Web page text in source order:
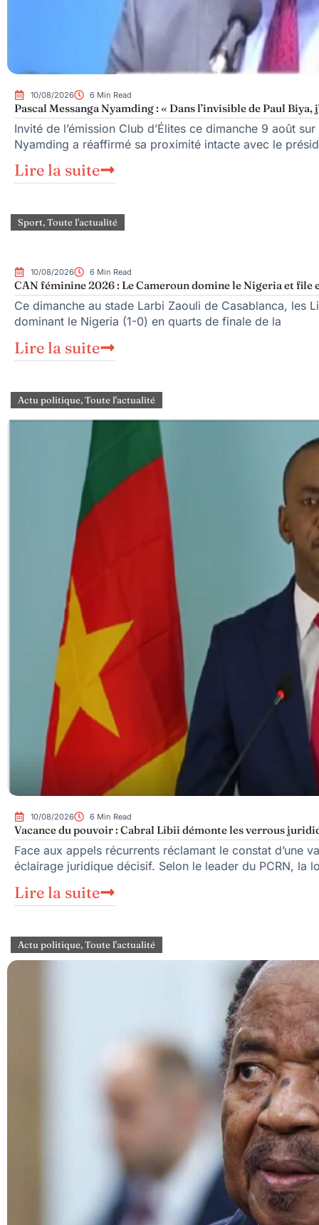
10/08/2026 6 Min Read
Pascal Messanga Nyamding : « Dans l’invisible de Paul Biya,
Invité de l’émission Club d’Élites ce dimanche 9 août
Nyamding a réaffirmé sa proximité intacte avec le
Lire la suite
Sport,Toute l'actualité
10/08/2026 6 Min Read
CAN féminine 2026 : Le Cameroun domine le Nigeria et file
Ce dimanche au stade Larbi Zaouli de Casablanca, les
dominant le Nigeria (1-0) en quarts de finale de la
Lire la suite
Actu politique,Toute l'actualité
10/08/2026 6 Min Read
Vacance du pouvoir : Cabral Libii démonte les verrous
Face aux appels récurrents réclamant le constat d’une
éclairage juridique décisif. Selon le leader du PCRN, la
Lire la suite
Actu politique,Toute l'actualité